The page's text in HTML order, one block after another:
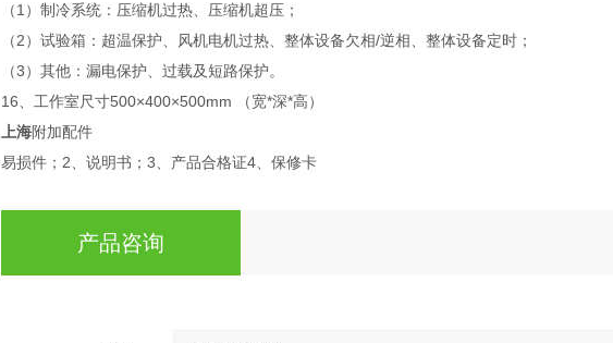
（1）制冷系统：压缩机过热、压缩机超压；
（2）试验箱：超温保护、风机电机过热、整体设备欠相/逆相、整体设备定时；
（3）其他：漏电保护、过载及短路保护。
16、工作室尺寸500×400×500mm （宽*深*高）
上海附加配件
易损件；2、说明书；3、产品合格证4、保修卡
产品咨询